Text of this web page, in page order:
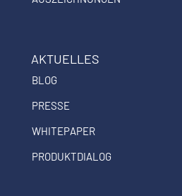
AKTUELLES
BLOG
PRESSE
WHITEPAPER
PRODUKTDIALOG